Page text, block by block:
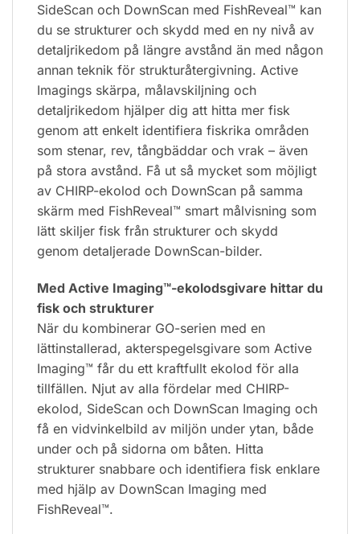
SideScan och DownScan med FishReveal™ kan
du se strukturer och skydd med en ny nivå av
detaljrikedom på längre avstånd än med någon
annan teknik för strukturåtergivning. Active
Imagings skärpa, målavskiljning och
detaljrikedom hjälper dig att hitta mer fisk
genom att enkelt identifiera fiskrika områden
som stenar, rev, tångbäddar och vrak – även
på stora avstånd. Få ut så mycket som möjligt
av CHIRP-ekolod och DownScan på samma
skärm med FishReveal™ smart målvisning som
lätt skiljer fisk från strukturer och skydd
genom detaljerade DownScan-bilder.
Med Active Imaging™-ekolodsgivare hittar du
fisk och strukturer
När du kombinerar GO-serien med en
lättinstallerad, akterspegelsgivare som Active
Imaging™ får du ett kraftfullt ekolod för alla
tillfällen. Njut av alla fördelar med CHIRP-
ekolod, SideScan och DownScan Imaging och
få en vidvinkelbild av miljön under ytan, både
under och på sidorna om båten. Hitta
strukturer snabbare och identifiera fisk enklare
med hjälp av DownScan Imaging med
FishReveal™.